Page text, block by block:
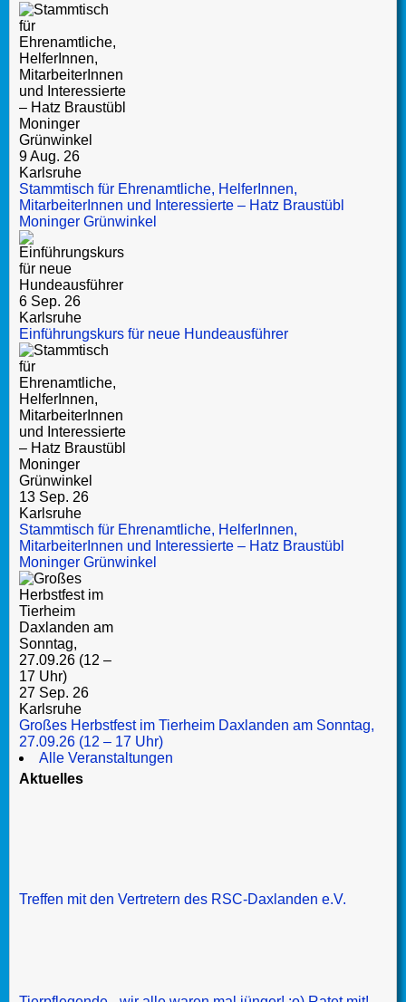
9 Aug. 26
Karlsruhe
Stammtisch für Ehrenamtliche, HelferInnen,
MitarbeiterInnen und Interessierte – Hatz Braustübl
Moninger Grünwinkel
6 Sep. 26
Karlsruhe
Einführungskurs für neue Hundeausführer
13 Sep. 26
Karlsruhe
Stammtisch für Ehrenamtliche, HelferInnen,
MitarbeiterInnen und Interessierte – Hatz Braustübl
Moninger Grünwinkel
27 Sep. 26
Karlsruhe
Großes Herbstfest im Tierheim Daxlanden am Sonntag,
27.09.26 (12 – 17 Uhr)
Alle Veranstaltungen
Aktuelles
Treffen mit den Vertretern des RSC-Daxlanden e.V.